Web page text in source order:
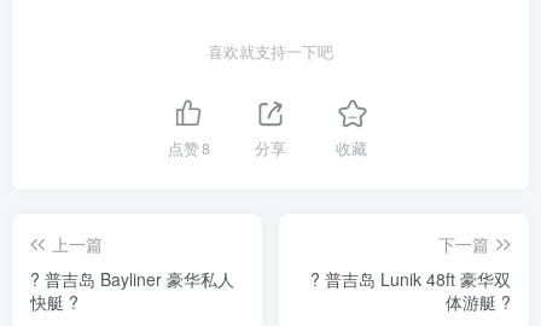
喜欢就支持一下吧
点赞8 分享 收藏
上一篇
? 普吉岛 Bayliner 豪华私人
快艇 ?
下一篇
? 普吉岛 Lunik 48ft 豪华双
体游艇 ?